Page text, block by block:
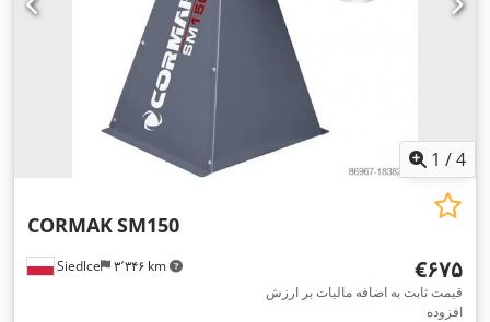
1 /4
Siedlce ۳٬۳۴۶ km
CORMAKSM150
‎€۶۷۵
قیمت ثابت به اضافه مالیات بر ارزش
افزوده